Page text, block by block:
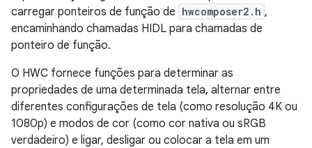
carregar ponteiros de função de hwcomposer2.h ,
encaminhando chamadas HIDL para chamadas de
ponteiro de função.
O HWC fornece funções para determinar as
propriedades de uma determinada tela, alternar entre
diferentes configurações de tela (como resolução 4K ou
1080p) e modos de cor (como cor nativa ou sRGB
verdadeiro) e ligar, desligar ou colocar a tela em um